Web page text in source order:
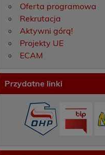
Oferta programowa
Rekrutacja
Aktywni górą!
Projekty UE
ECAM
Przydatne linki